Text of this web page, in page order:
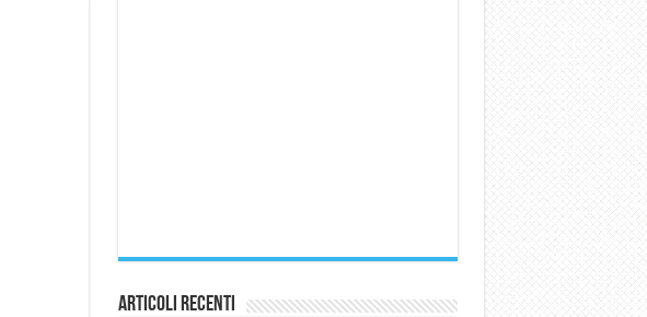
Articoli Recenti